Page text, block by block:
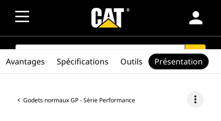
person
SEARCH search
Godets normaux GP - Série Performance more_vert
Avantages Spécifications Outils Présentation